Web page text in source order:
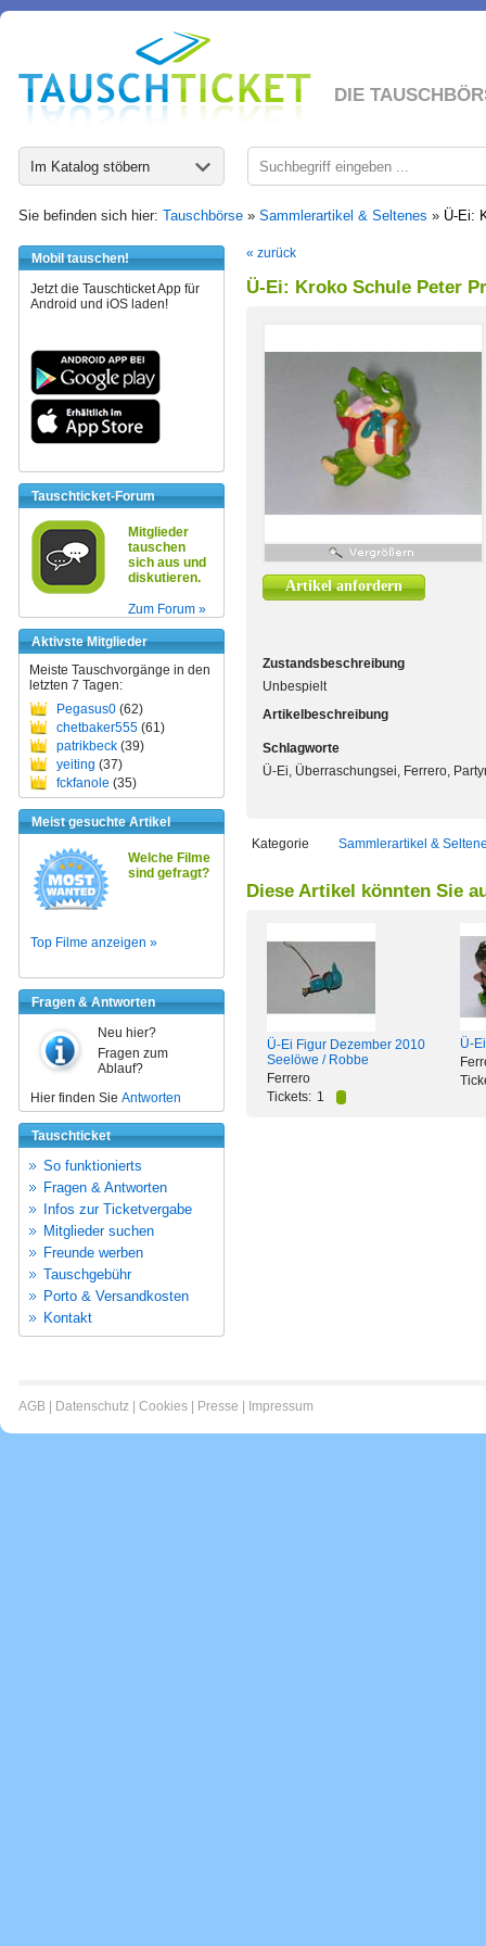
DIE
Im Katalog stöbern
Sie befinden sich hier: Tauschbörse » Sammlerartikel & Seltenes » Ü-Ei:
Mobil tauschen!
Jetzt die Tauschticket App für
Android und iOS laden!
Tauschticket-Forum
Mitglieder
tauschen
sich aus und
diskutieren.
Zum Forum »
Aktivste Mitglieder
Meiste Tauschvorgänge in den
letzten 7 Tagen:
Pegasus0 (62)
chetbaker555 (61)
patrikbeck (39)
yeiting (37)
fckfanole (35)
Meist gesuchte Artikel
Welche Filme
sind gefragt?
Top Filme anzeigen »
Fragen & Antworten
Neu hier?
Fragen zum
Ablauf?
Hier finden Sie Antworten
Tauschticket
So funktionierts
Fragen & Antworten
Infos zur Ticketvergabe
Mitglieder suchen
Freunde werben
Tauschgebühr
Porto & Versandkosten
Kontakt
« zurück
Ü-Ei: Kroko Schule Peter
Artikel anfordern
Zustandsbeschreibung
Unbespielt
Artikelbeschreibung
Schlagworte
Ü-Ei, Überraschungsei, Ferrero,
Kategorie Sammlerartikel &
Diese Artikel könnten Sie
Ü-Ei Figur Dezember 2010
Seelöwe / Robbe
Ferrero
Tickets: 1
Ü-
AGB Datenschutz Cookies Presse Impressum